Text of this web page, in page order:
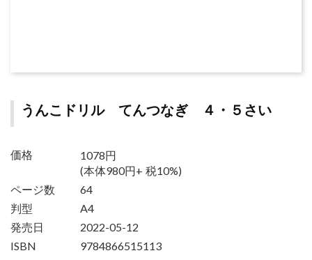
うんこドリル てんつなぎ ４・５さい
価格
1078円
(本体980円+ 税10%)
ページ数
64
判型
A4
発売日
2022-05-12
ISBN
9784866515113